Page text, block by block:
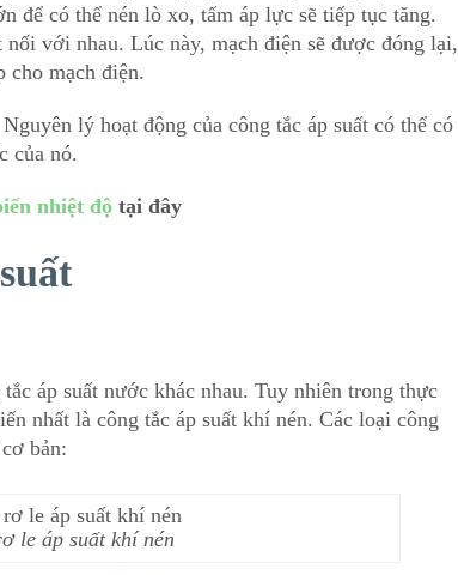
để có thể nén lò xo, tấm áp lực sẽ tiếp tục tăng.
với nhau. Lúc này, mạch điện sẽ được đóng lại,
cho mạch điện.
lý hoạt động của công tắc áp suất có thể có
của nó.
nhiệt độ tại đây
áp suất nước khác nhau. Tuy nhiên trong thực
nhất là công tắc áp suất khí nén. Các loại công
bản:
le áp suất khí nén